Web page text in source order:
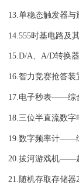
13.单稳态触发器
14.555时基电路及
15.D/A、A/D转换器
16.智力竞赛抢答
17.电子秒表——综
18.三位半直流数
19.数字频率计——
20.拔河游戏机——
21.随机存取存储